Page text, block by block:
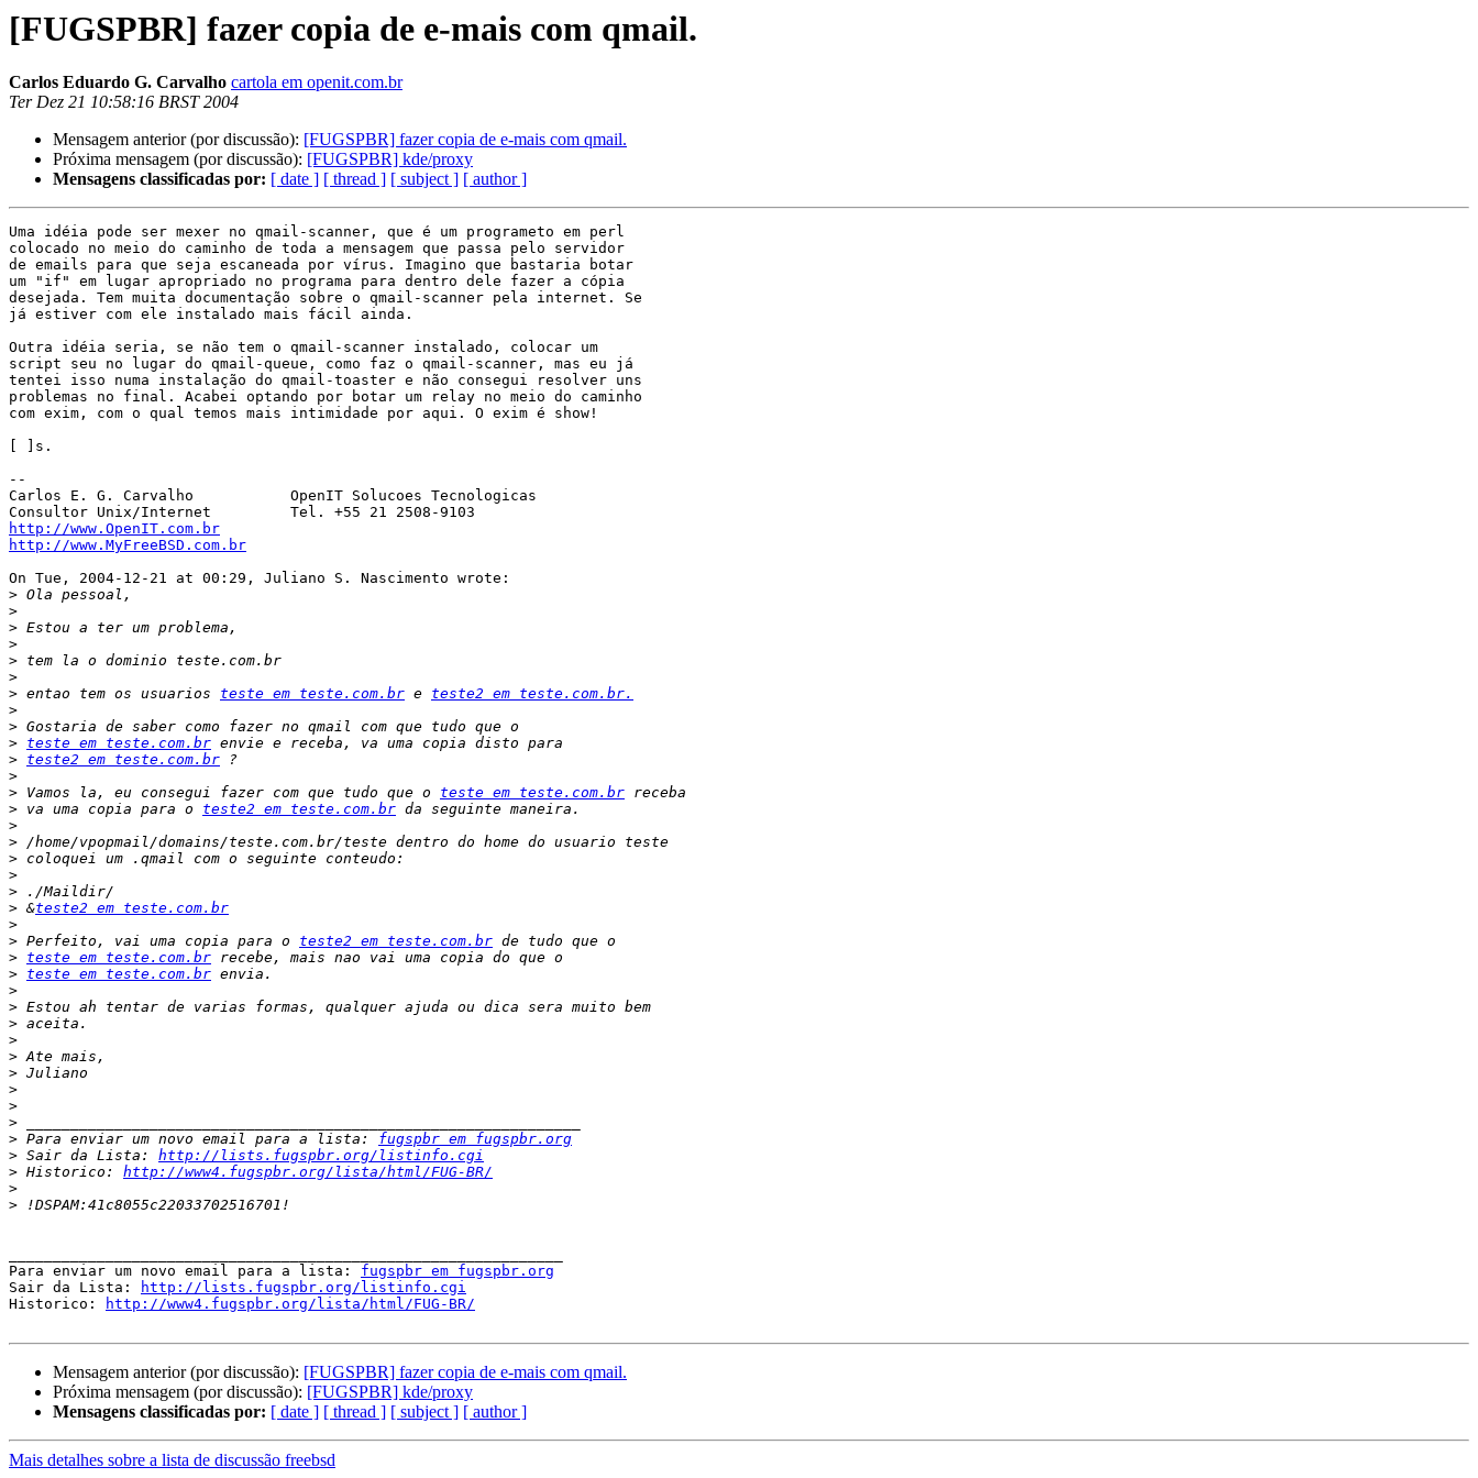
[FUGSPBR] fazer copia de e-mais com qmail.
Carlos Eduardo G. Carvalho cartola em openit.com.br
Ter Dez 21 10:58:16 BRST 2004
Mensagem anterior (por discussão): [FUGSPBR] fazer copia de e-mais com qmail.
Próxima mensagem (por discussão): [FUGSPBR] kde/proxy
Mensagens classificadas por: [ date ] [ thread ] [ subject ] [ author ]
Uma idéia pode ser mexer no qmail-scanner, que é um programeto em perl
colocado no meio do caminho de toda a mensagem que passa pelo servidor
de emails para que seja escaneada por vírus. Imagino que bastaria botar
um "if" em lugar apropriado no programa para dentro dele fazer a cópia
desejada. Tem muita documentação sobre o qmail-scanner pela internet. Se
já estiver com ele instalado mais fácil ainda.
Outra idéia seria, se não tem o qmail-scanner instalado, colocar um
script seu no lugar do qmail-queue, como faz o qmail-scanner, mas eu já
tentei isso numa instalação do qmail-toaster e não consegui resolver uns
problemas no final. Acabei optando por botar um relay no meio do caminho
com exim, com o qual temos mais intimidade por aqui. O exim é show!
[ ]s.
--
Carlos E. G. Carvalho           OpenIT Solucoes Tecnologicas
http://www.OpenIT.com.br
http://www.MyFreeBSD.com.br
On Tue, 2004-12-21 at 00:29, Juliano S. Nascimento wrote:
>
>
>
>
>
>
> entao tem os usuarios teste em teste.com.br e teste2 em teste.com.br.
>
>
> teste em teste.com.br
> teste2 em teste.com.br
>
> Vamos la, eu consegui fazer com que tudo que o teste em teste.com.br
> va uma copia para o teste2 em teste.com.br
>
>
>
>
>
> &teste2 em teste.com.br
>
> Perfeito, vai uma copia para o teste2 em teste.com.br
> teste em teste.com.br
> teste em teste.com.br
>
>
>
>
>
>
>
>
>
> Para enviar um novo email para a lista: fugspbr em fugspbr.org
> Sair da Lista: http://lists.fugspbr.org/listinfo.cgi
> Historico: http://www4.fugspbr.org/lista/html/FUG-BR/
>
>
Para enviar um novo email para a lista: fugspbr em fugspbr.org
Sair da Lista:
http://lists.fugspbr.org/listinfo.cgi
Historico:
http://www4.fugspbr.org/lista/html/FUG-BR/
Mensagem anterior (por discussão): [FUGSPBR] fazer copia de e-mais com qmail.
Próxima mensagem (por discussão): [FUGSPBR] kde/proxy
Mensagens classificadas por: [ date ] [ thread ] [ subject ] [ author ]
Mais detalhes sobre a lista de discussão freebsd